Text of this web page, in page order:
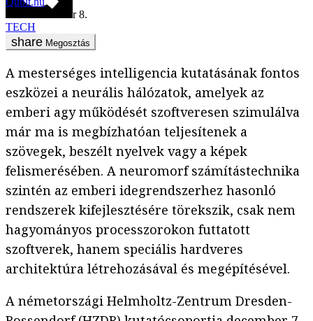
2020. december 8.
TECH
Megosztás
A mesterséges intelligencia kutatásának fontos
eszközei a neurális hálózatok, amelyek az
emberi agy működését szoftveresen szimulálva
már ma is megbízhatóan teljesítenek a
szövegek, beszélt nyelvek vagy a képek
felismerésében. A neuromorf számítástechnika
szintén az emberi idegrendszerhez hasonló
rendszerek kifejlesztésére törekszik, csak nem
hagyományos processzorokon futtatott
szoftverek, hanem speciális hardveres
architektúra létrehozásával és megépítésével.
A németországi Helmholtz-Zentrum Dresden-